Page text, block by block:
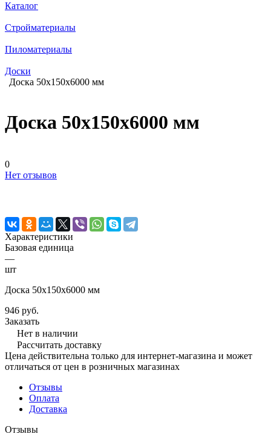
Каталог
Стройматериалы
Пиломатериалы
Доски
Доска 50х150х6000 мм
Доска 50х150х6000 мм
0
Нет отзывов
Характеристики
Базовая единица
—
шт
Доска 50х150х6000 мм
946 руб.
Заказать
Нет в наличии
Рассчитать доставку
Цена действительна только для интернет-магазина и может
отличаться от цен в розничных магазинах
Отзывы
Оплата
Доставка
Отзывы